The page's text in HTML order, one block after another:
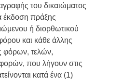
του δικαιώματος
έκδοση πράξης
ή διορθωτικού
και κάθε άλλης
φόρων, τελών,
που λήγουν στις
κατά ένα (1)